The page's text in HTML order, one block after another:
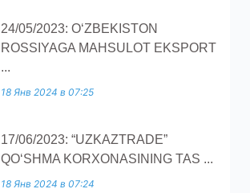
24/05/2023: O‘ZBEKISTON
ROSSIYAGA MAHSULOT EKSPORT
...
18 Янв 2024 в 07:25
17/06/2023: “UZKAZTRADE”
QOʻSHMA KORXONASINING TAS ...
18 Янв 2024 в 07:24